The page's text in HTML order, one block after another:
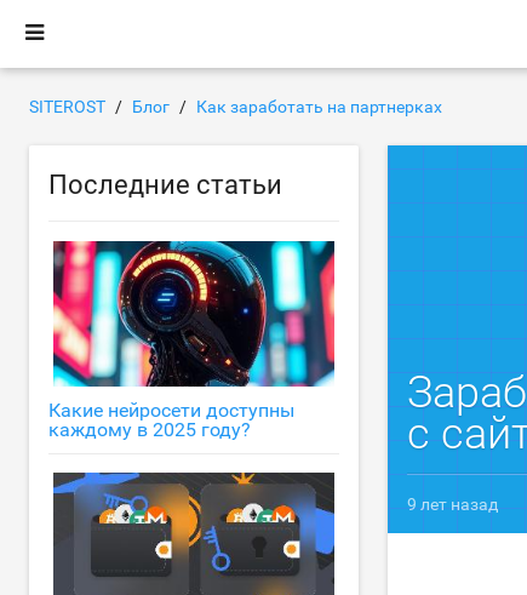
SITEROST Блог Как заработать на партнерках
с
9 лет назад
Последние статьи
Какие нейросети доступны
каждому в 2025 году?